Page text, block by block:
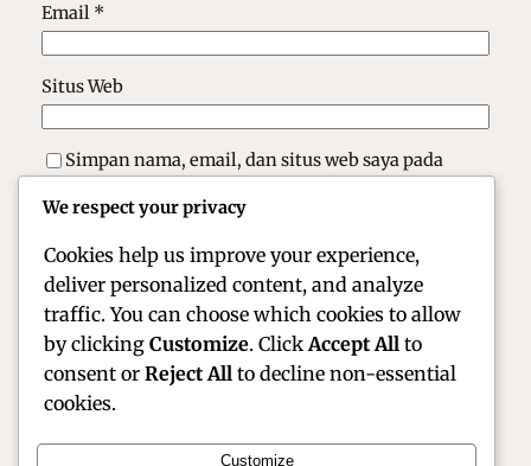
Email *
Situs Web
Simpan nama, email, dan situs web saya pada
We respect your privacy
Cookies help us improve your experience,
deliver personalized content, and analyze
traffic. You can choose which cookies to allow
by clicking Customize. Click Accept All to
consent or Reject All to decline non-essential
cookies.
Customize